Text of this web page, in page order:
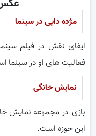
مژده دایی در سینما
ایفای نقش در فیلم
فعالیت های او در سینما
نمایش خانگی
بازی در مجموعه نمایش
این حوزه است.